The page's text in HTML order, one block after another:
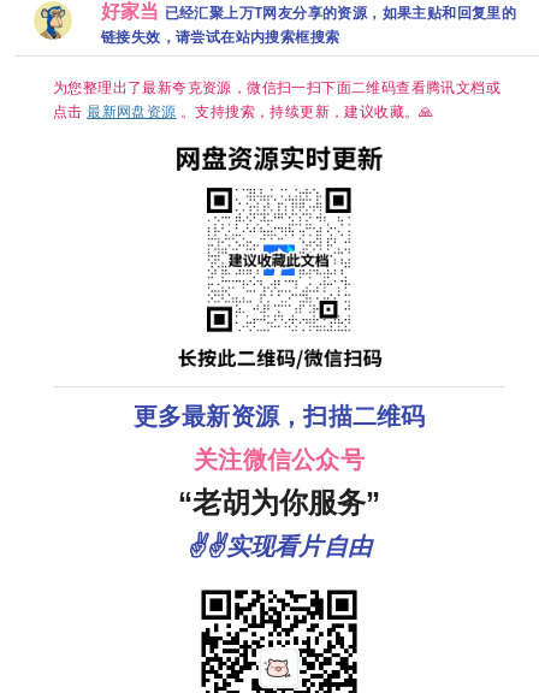
繁字幕
载
码艾米侯明昊
古装爱情
DDP5.1】
特·多
悚/犯
冒险/
好家当 已经汇聚上万T网友分享的资源，如果主贴和回复里的
链接失效，请尝试在站内搜索框搜索
为您整理出了最新夸克资源，微信扫一扫下面二维码查看腾讯文档或
点击最新网盘资源 。支持搜索，持续更新，建议收藏。🙏
更多最新资源，扫描二维码
关注微信公众号
“老胡为你服务”
✌✌实现看片自由